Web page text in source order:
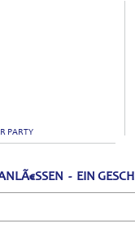
PARTY
- EIN